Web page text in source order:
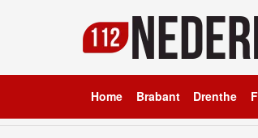
Home Brabant Drenthe